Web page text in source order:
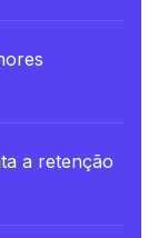
a retenção